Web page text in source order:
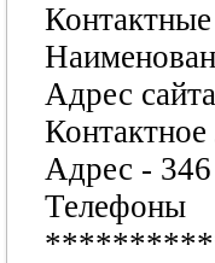
Адрес
Адрес -
Телефоны